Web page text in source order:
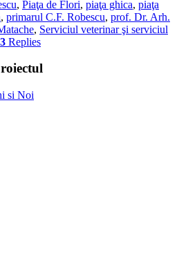
, Piaţa de Flori, piaţa ghica, piaţa
, primarul C.F. Robescu, prof. Dr. Arh.
, Serviciul veterinar şi serviciul
3 Replies